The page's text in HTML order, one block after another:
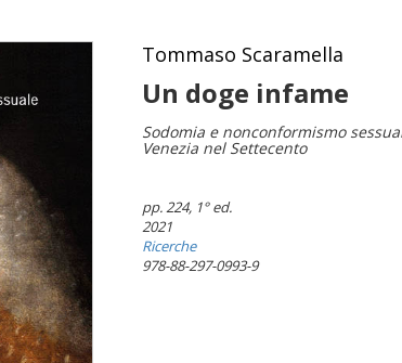
Tommaso Scaramella
Un doge infame
Sodomia e nonconformismo
Venezia nel Settecento
pp. 224, 1° ed.
2021
Ricerche
978-88-297-0993-9